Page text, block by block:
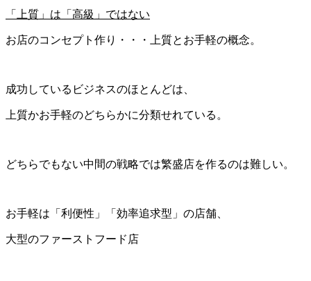
「上質」は「高級」ではない
お店のコンセプト作り・・・上質とお手軽の概念。
成功しているビジネスのほとんどは、
上質かお手軽のどちらかに分類せれている。
どちらでもない中間の戦略では繁盛店を作るのは難しい。
お手軽は「利便性」「効率追求型」の店舗、
大型のファーストフード店